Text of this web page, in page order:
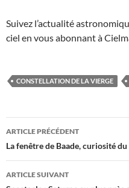
Suivez l’actualité
ciel en vous abonnant à
CONSTELLATION DE LA VIERGE
Navigation
des
articles
ARTICLE PRÉCÉDENT
La fenêtre de Baade, curiosité du
ARTICLE SUIVANT